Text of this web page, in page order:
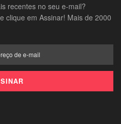
recentes no seu e-mail?
clique em Assinar! Mais de 2000